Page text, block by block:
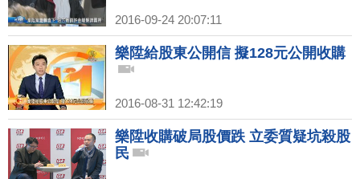
2016-09-24 20:07:11
樂陞給股東公開信 擬128元公開收購
2016-08-31 12:42:19
樂陞收購破局股價跌 立委質疑坑殺股
民